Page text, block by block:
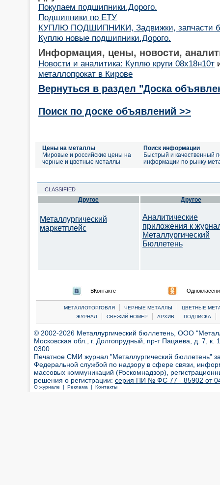
Покупаем подшипники.Дорого.
Подшипники по ЕТУ
КУПЛЮ ПОДШИПНИКИ, Задвижки, запчасти
Куплю новые подшипники.Дорого.
Информация, цены, новости,
Новости и аналитика: Куплю круги 08х18н10т
металлопрокат в Кирове
Вернуться в раздел "Доска
Поиск по доске объявлений >>
Цены на металлы
Мировые и российские цены на
черные и цветные металлы
Поиск информации
Быстрый и качественный
информации по рынку
CLASSIFIED
Другое
Металлургический
маркетплейс
Другое
Аналитические
приложения к
Металлургический
Бюллетень
ВКонтакте
МЕТАЛЛОТОРГОВЛЯ | ЧЕРНЫЕ МЕТАЛЛЫ |
ЦВЕТНЫЕ
ЖУРНАЛ
| СВЕЖИЙ НОМЕР | АРХИВ | ПОДПИСКА |
© 2002-2026 Металлургический бюллетень, ООО
Московская обл., г. Долгопрудный, пр-т Пацаева, д. 7,
0300
Печатное СМИ журнал "Металлургический бюллетень"
Федеральной службой по надзору в сфере связи,
массовых коммуникаций (Роскомнадзор),
решения о регистрации: серия ПИ № ФС 77 - 85902 от 04
О журнале | Реклама | Контакты